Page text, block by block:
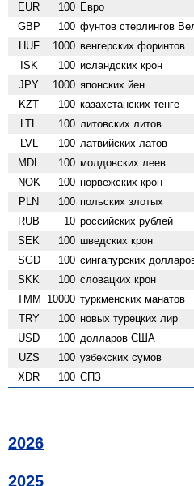
EUR 100 Евро
GBP 100 фунтов стерлингов
HUF 1000 венгерских форинтов
ISK 100 исландских крон
JPY 1000 японских йен
KZT 100 казахстанских тенге
LTL 100 литовских литов
LVL 100 латвийских латов
MDL 100 молдовских леев
NOK 100 норвежских крон
PLN 100 польских злотых
RUB 10 российских рублей
SEK 100 шведских крон
SGD 100 сингапурских
SKK 100 словацких крон
TMM 10000 туркменских манатов
TRY 100 новых турецких лир
USD 100 долларов США
UZS 100 узбекских сумов
XDR 100 СПЗ
2026
2025